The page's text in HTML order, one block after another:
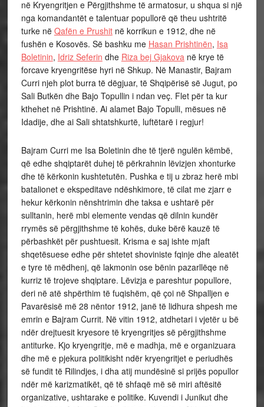
në Kryengritjen e Përgjithshme të armatosur, u shqua si një
nga komandantët e talentuar popullorë që theu ushtritë
turke në Qafën e Prushitnë korrikun e 1912, dhe në
fushën e Kosovës. Së bashku me Hasan Prishtinën, Isa
Boletinin, Idriz Seferin dhe Riza bej Gjakova në krye të
forcave kryengritëse hyri në Shkup. Në Manastir, Bajram
Curri njeh plot burra të dëgjuar, të Shqipërisë së Jugut, po
Sali Butkën dhe Bajo Topullin i ndan veç. Flet për ta kur
kthehet në Prishtinë. Ai alamet Bajo Topulli, mësues në
Idadije, dhe ai Sali shtatshkurtë, luftëtarë i regjur!
Bajram Curri me Isa Boletinin dhe të tjerë ngulën këmbë,
që edhe shqiptarët duhej të përkrahnin lëvizjen xhonturke
dhe të kërkonin kushtetutën. Pushka e tij u zbraz herë mbi
batalionet e ekspeditave ndëshkimore, të cilat me zjarr e
hekur kërkonin nënshtrimin dhe taksa e ushtarë për
sulltanin, herë mbi elemente vendas që dilnin kundër
rrymës së përgjithshme të kohës, duke bërë kauzë të
përbashkët për pushtuesit. Krisma e saj ishte mjaft
shqetësuese edhe për shtetet shoviniste fqinje dhe aleatët
e tyre të mëdhenj, që lakmonin ose bënin pazarllëqe në
kurriz të trojeve shqiptare. Lëvizja e pareshtur popullore,
deri në atë shpërthim të fuqishëm, që çoi në Shpalljen e
Pavarësisë më 28 nëntor 1912, janë të lidhura shpesh me
emrin e Bajram Currit. Në vitin 1912, atdhetari i vjetër u bë
ndër drejtuesit kryesore të kryengritjes së përgjithshme
antiturke. Kjo kryengritje, më e madhja, më e organizuara
dhe më e pjekura politikisht ndër kryengritjet e periudhës
së fundit të Rilindjes, i dha atij mundësinë si prijës popullor
ndër më karizmatikët, që të shfaqë më së miri aftësitë
organizative, ushtarake e politike. Kuvendi i Junikut dhe